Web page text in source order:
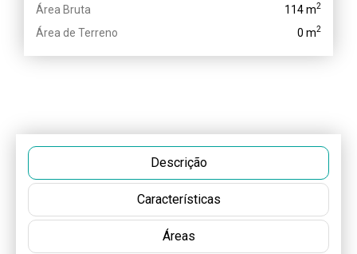
Área Bruta 114 m2
Área de Terreno 0 m2
Descrição
Características
Áreas